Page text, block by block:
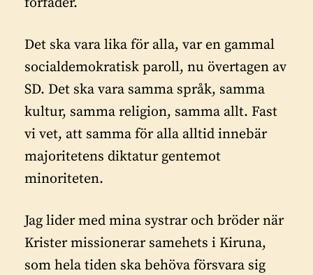
Det ska vara lika för alla, var en gammal
socialdemokratisk paroll, nu övertagen av
SD. Det ska vara samma språk, samma
kultur, samma religion, samma allt. Fast
vi vet, att samma för alla alltid innebär
majoritetens diktatur gentemot
minoriteten.
Jag lider med mina systrar och bröder när
Krister missionerar samehets i Kiruna,
som hela tiden ska behöva försvara sig